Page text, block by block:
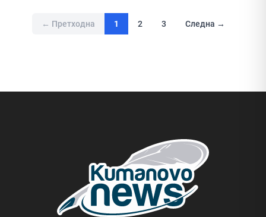
← Претходна 1 2 3 Следна →